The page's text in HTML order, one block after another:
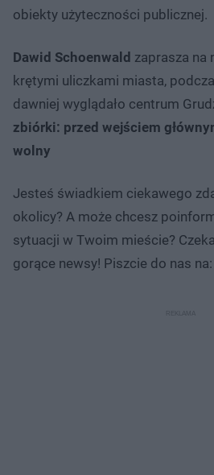
obiekty użyteczności publicznej.
Dawid Schoenwald zaprasza na
krętymi uliczkami miasta,
dawniej wyglądało centrum
zbiórki: przed wejściem
wolny
Jesteś świadkiem ciekawego
okolicy? A może chcesz
sytuacji w Twoim mieście?
gorące newsy! Piszcie do nas na: